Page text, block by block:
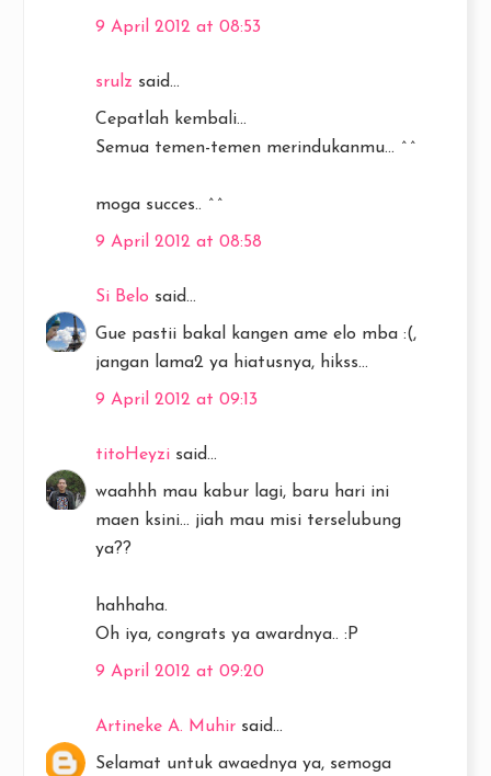
9 April 2012 at 08:53
srulz said...
Cepatlah kembali...
Semua temen-temen merindukanmu... ^^
moga succes.. ^^
9 April 2012 at 08:58
Si Belo said...
Gue pastii bakal kangen ame elo mba :(,
jangan lama2 ya hiatusnya, hikss...
9 April 2012 at 09:13
titoHeyzi said...
waahhh mau kabur lagi, baru hari ini
maen ksini... jiah mau misi terselubung
ya??
hahhaha.
Oh iya, congrats ya awardnya.. :P
9 April 2012 at 09:20
Artineke A. Muhir said...
Selamat untuk awaednya ya, semoga